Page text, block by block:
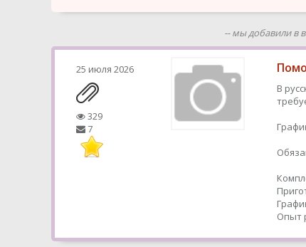
-- мы добавили в
25 июля 2026
329
7
В
Опыт